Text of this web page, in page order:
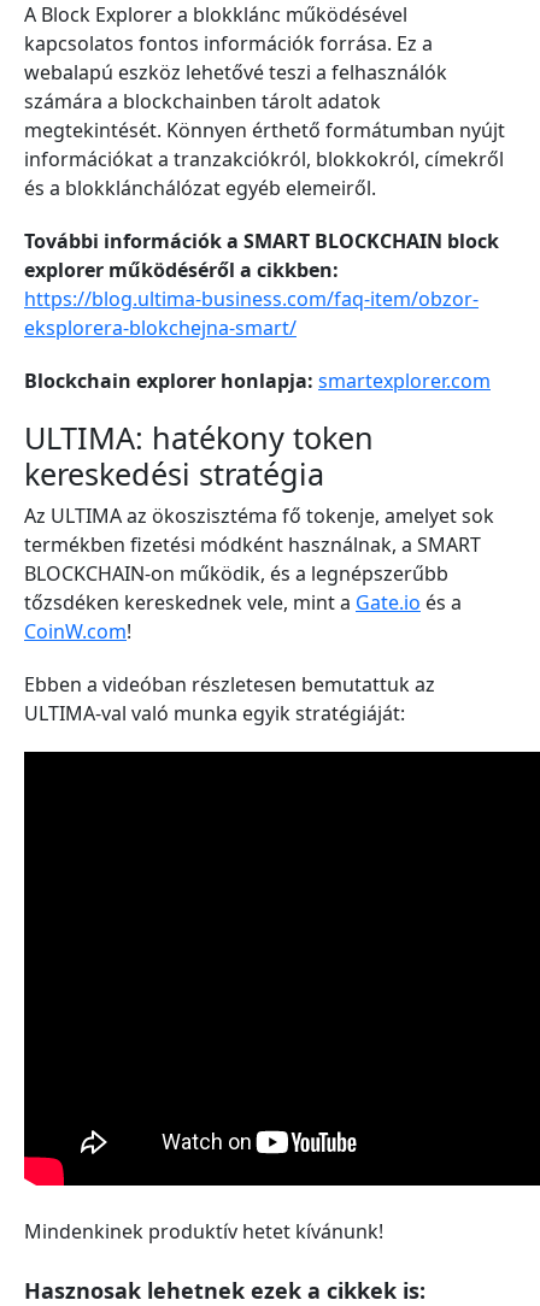
A Block Explorer a blokklánc működésével
kapcsolatos fontos információk forrása. Ez a
webalapú eszköz lehetővé teszi a felhasználók
számára a blockchainben tárolt adatok
megtekintését. Könnyen érthető formátumban nyújt
információkat a tranzakciókról, blokkokról, címekről
és a blokklánchálózat egyéb elemeiről.
További információk a SMART BLOCKCHAIN block
explorer működéséről a cikkben:
https://blog.ultima-business.com/faq-item/obzor-
eksplorera-blokchejna-smart/
Blockchain explorer honlapja: smartexplorer.com
ULTIMA: hatékony token
kereskedési stratégia
Az ULTIMA az ökoszisztéma fő tokenje, amelyet sok
termékben fizetési módként használnak, a SMART
BLOCKCHAIN-on működik, és a legnépszerűbb
tőzsdéken kereskednek vele, mint a Gate.io és a
CoinW.com!
Ebben a videóban részletesen bemutattuk az
ULTIMA-val való munka egyik stratégiáját:
Mindenkinek produktív hetet kívánunk!
Hasznosak lehetnek ezek a cikkek is: